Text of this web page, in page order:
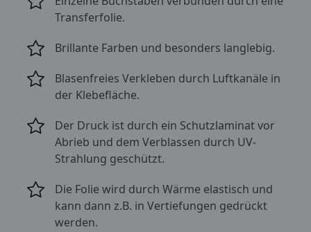
Transferfolie.
Brillante Farben und besonders langlebig.
Blasenfreies Verkleben durch Luftkanäle in
der Klebefläche.
Der Druck ist durch ein Schutzlaminat vor
Abrieb und dem Verblassen durch UV-
Strahlung geschützt.
Die Folie wird durch Wärme elastisch und
kann dann z.B. in Vertiefungen gedrückt
werden.